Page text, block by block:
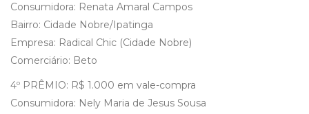
Consumidora: Renata Amaral Campos
Bairro: Cidade Nobre/Ipatinga
Empresa: Radical Chic (Cidade Nobre)
Comerciário: Beto
4º PRÊMIO: R$ 1.000 em vale-compra
Consumidora: Nely Maria de Jesus Sousa